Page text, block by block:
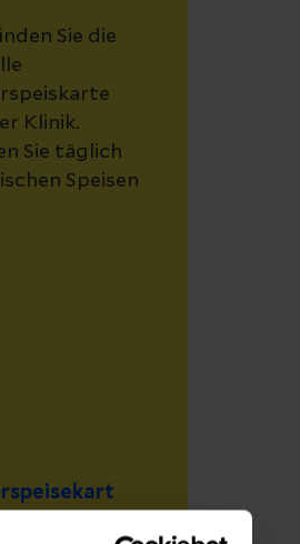
Sie die
Klinik.
Sie täglich
Speisen